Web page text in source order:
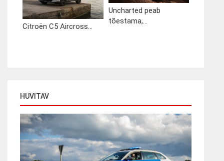
Citroën C5 Aircross...
Uncharted peab
tõestama,...
HUVITAV